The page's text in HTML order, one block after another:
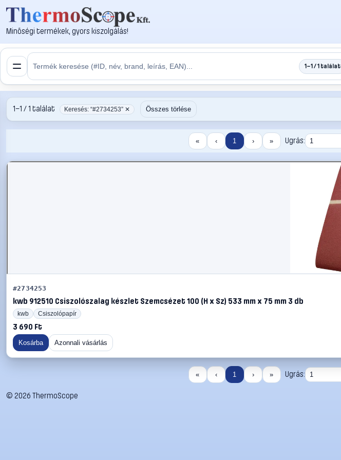
Minőségi termékek, gyors kiszolgálás!
1–1 / 1 találat
1–1 / 1 találat Keresés: “#2734253” ✕ Összes törlése
« ‹ 1 › » Ugrás:
#2734253
kwb 912510 Csiszolószalag készlet Szemcsézet 100 (H x Sz) 533 mm x 75 mm 3 db
kwb Csiszolópapír
3 690 Ft
Kosárba Azonnali vásárlás
« ‹ 1 › » Ugrás:
© 2026 ThermoScope